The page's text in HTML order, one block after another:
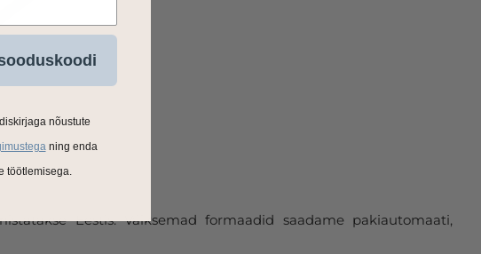
Eestis. Väiksemad formaadid saadame pakiautomaati,
nõustute
ning enda
töötlemisega.